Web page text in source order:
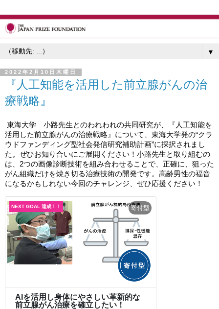
▼
2022年2月10日木曜日
『人工知能を活用した前立腺がんの治
療戦略』
東海大学　小路先生とのわれわれの共同研究が、『人工知能を
活用した前立腺がんの治療戦略』について、東海大学発の“クラ
ウドファンディング型社会発信研究補助計画”に採択されまし
た。ぜひお知り合いにご展開ください！小路先生と取り組むの
は、2つの画像診断技術を組み合わせることで、正確に、狙った
がん組織だけを焼き切る治療技術の開発です。高齢男性の福音
になるかもしれない今回のチャレンジ、ぜひ応援ください！